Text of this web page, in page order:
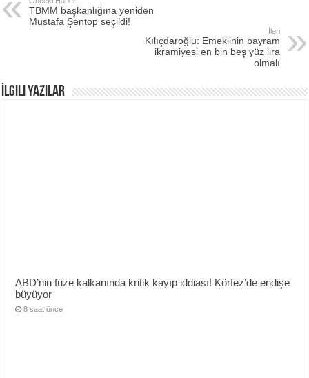
TBMM başkanlığına yeniden
Mustafa Şentop seçildi!
İleri
Kılıçdaroğlu: Emeklinin bayram
ikramiyesi en bin beş yüz lira
olmalı
İlgili Yazılar
ABD’nin füze kalkanında kritik kayıp iddiası! Körfez’de endişe
büyüyor
8 saat önce